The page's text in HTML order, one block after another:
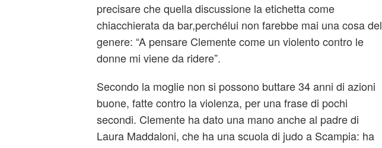
precisare che quella discussione la etichetta come
chiacchierata da bar,perchélui non farebbe mai una cosa del
genere: “A pensare Clemente come un violento contro le
donne mi viene da ridere”.
Secondo la moglie non si possono buttare 34 anni di azioni
buone, fatte contro la violenza, per una frase di pochi
secondi. Clemente ha dato una mano anche al padre di
Laura Maddaloni, che ha una scuola di judo a Scampia: ha